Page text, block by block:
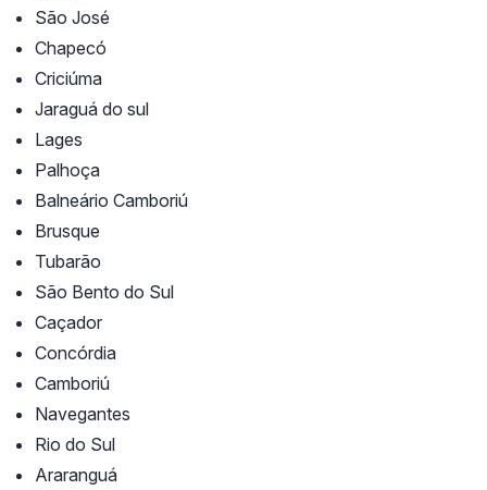
São José
Chapecó
Criciúma
Jaraguá do sul
Lages
Palhoça
Balneário Camboriú
Brusque
Tubarão
São Bento do Sul
Caçador
Concórdia
Camboriú
Navegantes
Rio do Sul
Araranguá